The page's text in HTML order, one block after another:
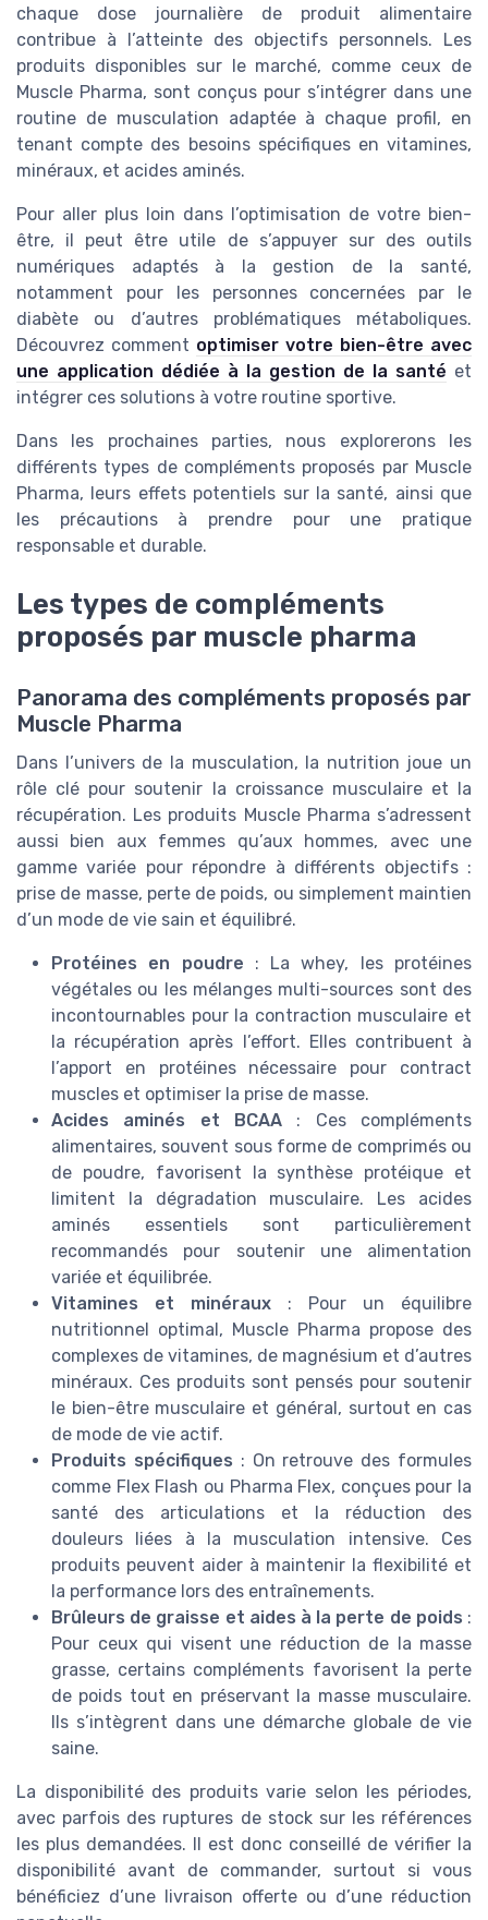
chaque dose journalière de produit alimentaire
contribue à l’atteinte des objectifs personnels. Les
produits disponibles sur le marché, comme ceux de
Muscle Pharma, sont conçus pour s’intégrer dans une
routine de musculation adaptée à chaque profil, en
tenant compte des besoins spécifiques en vitamines,
minéraux, et acides aminés.
Pour aller plus loin dans l’optimisation de votre bien-
être, il peut être utile de s’appuyer sur des outils
numériques adaptés à la gestion de la santé,
notamment pour les personnes concernées par le
diabète ou d’autres problématiques métaboliques.
Découvrez comment optimiser votre bien-être avec
une application dédiée à la gestion de la santé et
intégrer ces solutions à votre routine sportive.
Dans les prochaines parties, nous explorerons les
différents types de compléments proposés par Muscle
Pharma, leurs effets potentiels sur la santé, ainsi que
les précautions à prendre pour une pratique
responsable et durable.
Les types de compléments
proposés par muscle pharma
Panorama des compléments proposés par
Muscle Pharma
Dans l’univers de la musculation, la nutrition joue un
rôle clé pour soutenir la croissance musculaire et la
récupération. Les produits Muscle Pharma s’adressent
aussi bien aux femmes qu’aux hommes, avec une
gamme variée pour répondre à différents objectifs :
prise de masse, perte de poids, ou simplement maintien
d’un mode de vie sain et équilibré.
Protéines en poudre : La whey, les protéines
végétales ou les mélanges multi-sources sont des
incontournables pour la contraction musculaire et
la récupération après l’effort. Elles contribuent à
l’apport en protéines nécessaire pour contract
muscles et optimiser la prise de masse.
Acides aminés et BCAA : Ces compléments
alimentaires, souvent sous forme de comprimés ou
de poudre, favorisent la synthèse protéique et
limitent la dégradation musculaire. Les acides
aminés essentiels sont particulièrement
recommandés pour soutenir une alimentation
variée et équilibrée.
Vitamines et minéraux : Pour un équilibre
nutritionnel optimal, Muscle Pharma propose des
complexes de vitamines, de magnésium et d’autres
minéraux. Ces produits sont pensés pour soutenir
le bien-être musculaire et général, surtout en cas
de mode de vie actif.
Produits spécifiques : On retrouve des formules
comme Flex Flash ou Pharma Flex, conçues pour la
santé des articulations et la réduction des
douleurs liées à la musculation intensive. Ces
produits peuvent aider à maintenir la flexibilité et
la performance lors des entraînements.
Brûleurs de graisse et aides à la perte de poids :
Pour ceux qui visent une réduction de la masse
grasse, certains compléments favorisent la perte
de poids tout en préservant la masse musculaire.
Ils s’intègrent dans une démarche globale de vie
saine.
La disponibilité des produits varie selon les périodes,
avec parfois des ruptures de stock sur les références
les plus demandées. Il est donc conseillé de vérifier la
disponibilité avant de commander, surtout si vous
bénéficiez d’une livraison offerte ou d’une réduction